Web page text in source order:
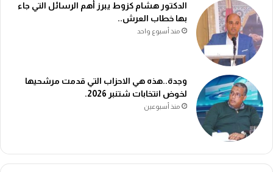
الدكتور هشام كزوط يبرز أهم الرسائل التي جاء
بها خطاب العرش..
منذ أسبوع واحد
وجدة..هذه هي الاحزاب التي قدمت مرشحيها
لخوض انتخابات شتنبر 2026.
منذ أسبوعين